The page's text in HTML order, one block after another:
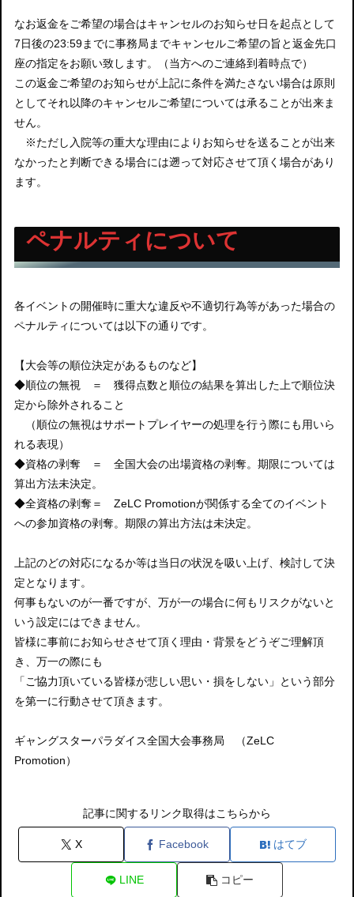
なお返金をご希望の場合はキャンセルのお知らせ日を起点として
7日後の23:59までに事務局までキャンセルご希望の旨と返金先口
座の指定をお願い致します。（当方へのご連絡到着時点で）
この返金ご希望のお知らせが上記に条件を満たさない場合は原則
としてそれ以降のキャンセルご希望については承ることが出来ま
せん。
※ただし入院等の重大な理由によりお知らせを送ることが出来
なかったと判断できる場合には遡って対応させて頂く場合があり
ます。
ペナルティについて
各イベントの開催時に重大な違反や不適切行為等があった場合の
ペナルティについては以下の通りです。
【大会等の順位決定があるものなど】
◆順位の無視 ＝ 獲得点数と順位の結果を算出した上で順位決
定から除外されること
（順位の無視はサポートプレイヤーの処理を行う際にも用いら
れる表現）
◆資格の剥奪 ＝ 全国大会の出場資格の剥奪。期限については
算出方法未決定。
◆全資格の剥奪＝ ZeLC Promotionが関係する全てのイベント
への参加資格の剥奪。期限の算出方法は未決定。
上記のどの対応になるか等は当日の状況を吸い上げ、検討して決
定となります。
何事もないのが一番ですが、万が一の場合に何もリスクがないと
いう設定にはできません。
皆様に事前にお知らせさせて頂く理由・背景をどうぞご理解頂
き、万一の際にも
「ご協力頂いている皆様が悲しい思い・損をしない」という部分
を第一に行動させて頂きます。
ギャングスターパラダイス全国大会事務局 （ZeLC
Promotion）
記事に関するリンク取得はこちらから
X Facebook はてブ
LINE コピー